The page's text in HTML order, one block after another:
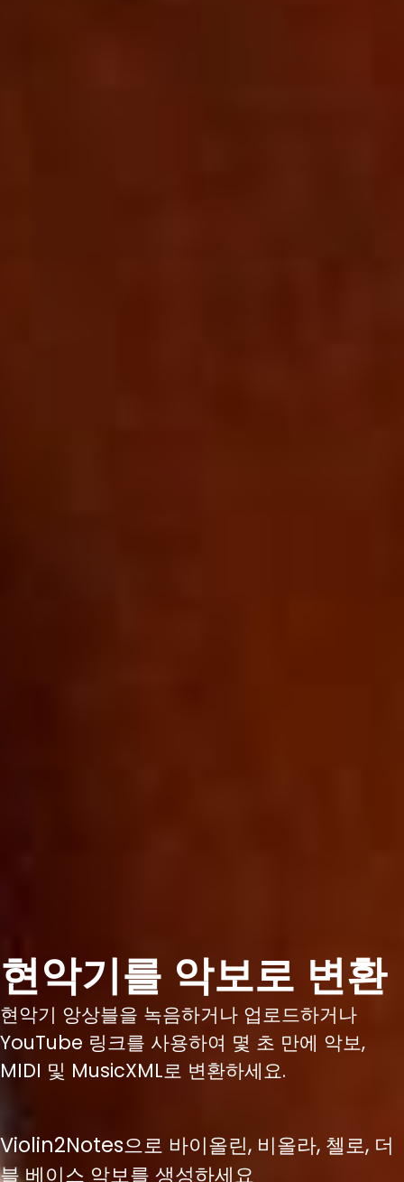
현악기를 악보로 변환
현악기 앙상블을 녹음하거나 업로드하거나
YouTube 링크를 사용하여 몇 초 만에 악보,
MIDI 및 MusicXML로 변환하세요.
Violin2Notes으로 바이올린, 비올라, 첼로, 더
블 베이스 악보를 생성하세요